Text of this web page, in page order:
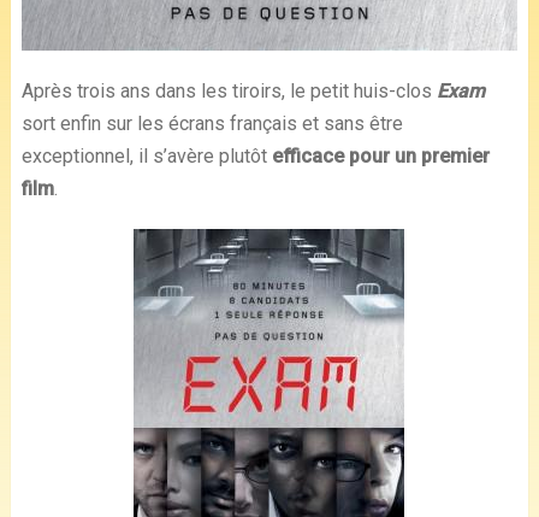
Après trois ans dans les tiroirs, le petit huis-clos Exam
sort enfin sur les écrans français et sans être
exceptionnel, il s’avère plutôt efficace pour un premier
film.